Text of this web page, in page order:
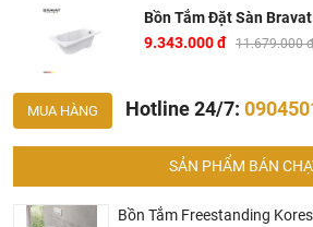
Bồn Tắm Đặt Sàn
9.343.000 đ 11.679.000 đ
MUA HÀNG Hotline 24/7:
SẢN PHẨM BÁN
Bồn Tắm Freestanding